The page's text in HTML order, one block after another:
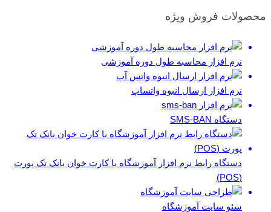
محصولات فروش ویژه
نرم افزار محاسبه طول دوره آموزشی
نرم افزار ارسال انبوه واتساپ
دستگاه SMS-BAN
دستگاه رابط نرم افزار آموزشگاه با کارت خوان بانک تک پورت
(POS)
سئو سایت آموزشگاه